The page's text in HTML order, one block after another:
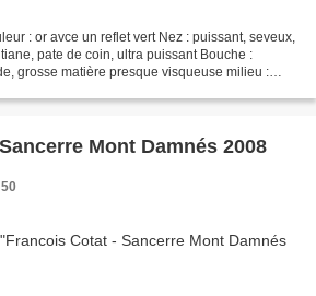
: or avce un reflet vert Nez : puissant, seveux,
pate de coin, ultra puissant Bouche :
grosse matière presque visqueuse milieu :
Mont Damnés 2008